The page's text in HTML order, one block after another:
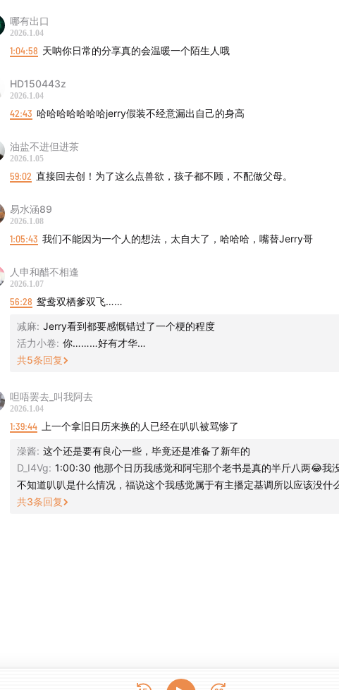
哪有出口
2026.1.04
1:04:58 天呐你日常的分享真的会温暖一个陌生人哦
HD150443z
2026.1.04
42:43 哈哈哈哈哈哈哈jerry假装不经意漏出自己的身高
油盐不进但进茶
2026.1.05
59:02 直接回去创！为了这么点兽欲，孩子都不顾，不配做父母。
易水涵89
2026.1.08
1:05:43 我们不能因为一个人的想法，太自大了，哈哈哈，嘴替Jerry哥
人申和醋不相逢
2026.1.07
56:28 鸳鸯双栖爹双飞……
减麻: Jerry看到都要感慨错过了一个梗的程度
活力小卷: 你………好有才华…
共5条回复
呾唔罢去_叫我阿去
2026.1.04
1:39:44 上一个拿旧日历来换的人已经在叭叭被骂惨了
澡酱: 这个还是要有良心一些，毕竟还是准备了新年的
D_I4Vg: 1:00:30 他那个日历我感觉和阿宅那个老书是真的半斤八两😂我
不知道叭叭是什么情况，福说这个我感觉属于有主播定基调所以应该没什
共3条回复